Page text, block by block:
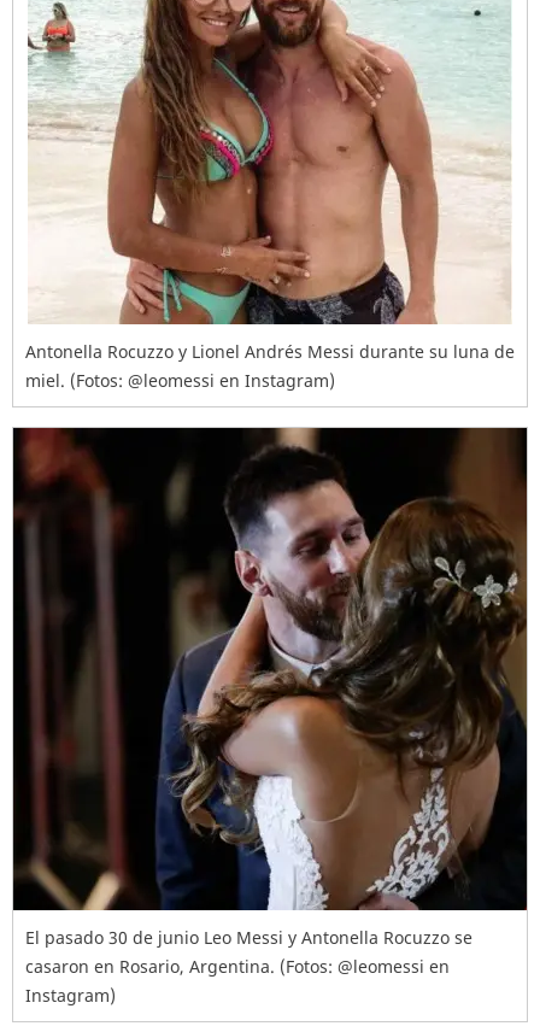
Antonella Rocuzzo y Lionel Andrés Messi durante su luna de
miel. (Fotos: @leomessi en Instagram)
El pasado 30 de junio Leo Messi y Antonella Rocuzzo se
casaron en Rosario, Argentina. (Fotos: @leomessi en
Instagram)